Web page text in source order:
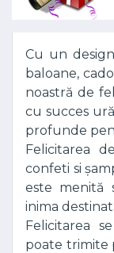
Cu un
baloane,
noastră de
cu succes
profunde
Felicitarea
confeti si
este menită
inima
Felicitarea
poate trimite